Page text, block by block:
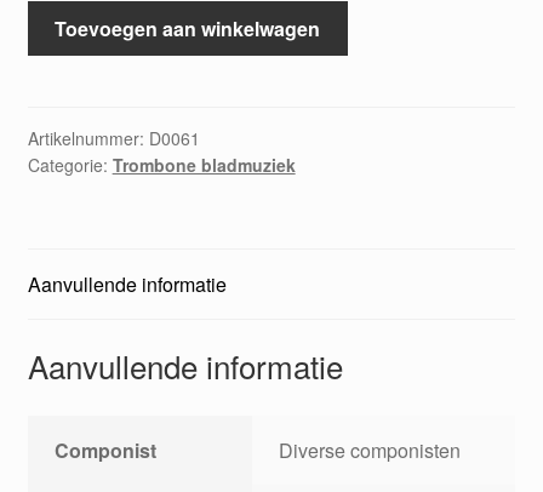
SolosToevoegen aan winkelwagen
Artikelnummer: D0061
Categorie: Trombone bladmuziek
Aanvullende informatie
Aanvullende informatie
Componist Diverse componisten